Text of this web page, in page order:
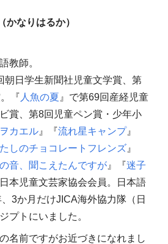
なりはるか）
教師。
朝日学生新聞社児童文学賞、第
『 人魚の夏 』で第69回産経児童
賞、第8回児童ペン賞・少年小
カエル』『流れ星キャンプ』
しのチョコレートフレンズ』
音、聞こえたんですが』『迷子
本児童文芸家協会会員。日本語
3か月だけJICA海外協力隊（日
プトにいました。
名前ですがお近づきになれまし